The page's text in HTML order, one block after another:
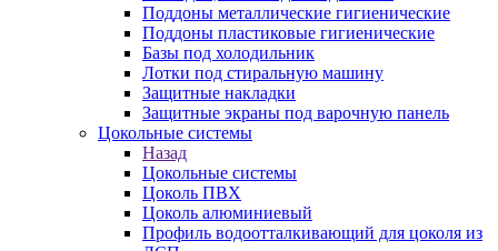
Поддоны металлические гигиенические
Поддоны пластиковые гигиенические
Базы под холодильник
Лотки под стиральную машину
Защитные накладки
Защитные экраны под варочную панель
Цокольные системы
Назад
Цокольные системы
Цоколь ПВХ
Цоколь алюминиевый
Профиль водоотталкивающий для цоколя из